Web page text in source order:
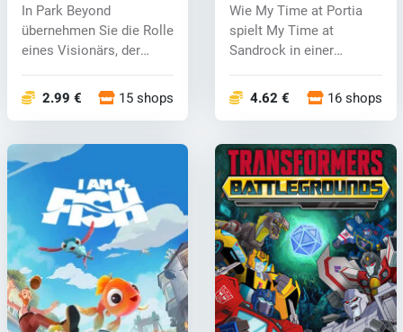
In Park Beyond
übernehmen Sie die Rolle
eines Visionärs, der
2.99 € 15 shops
Wie My Time at Portia
spielt My Time at
Sandrock in einer
4.62 € 16 shops